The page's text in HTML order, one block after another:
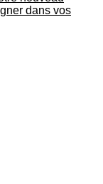
dans vos